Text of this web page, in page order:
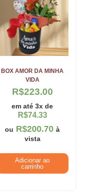
BOX AMOR DA MINHA
VIDA
R$223.00
em até 3x de
R$74.33
ou R$200.70 à
vista
Adicionar ao
carrinho